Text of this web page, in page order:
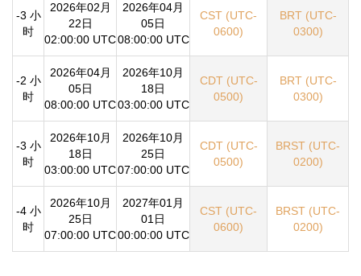
-3 小
时
2026年02月
22日
02:00:00 UTC
2026年04月
05日
08:00:00 UTC
CST (UTC-
0600)
BRT (UTC-
0300)
-2 小
时
2026年04月
05日
08:00:00 UTC
2026年10月
18日
03:00:00 UTC
CDT (UTC-
0500)
BRT (UTC-
0300)
-3 小
时
2026年10月
18日
03:00:00 UTC
2026年10月
25日
07:00:00 UTC
CDT (UTC-
0500)
BRST (UTC-
0200)
-4 小
时
2026年10月
25日
07:00:00 UTC
2027年01月
01日
00:00:00 UTC
CST (UTC-
0600)
BRST (UTC-
0200)